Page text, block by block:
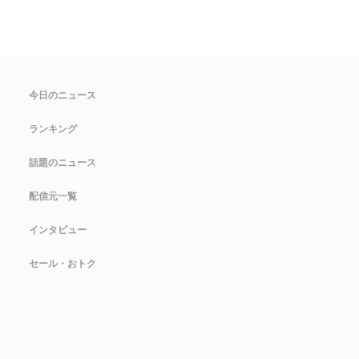
今日のニュース
ランキング
話題のニュース
配信元一覧
インタビュー
セール・おトク